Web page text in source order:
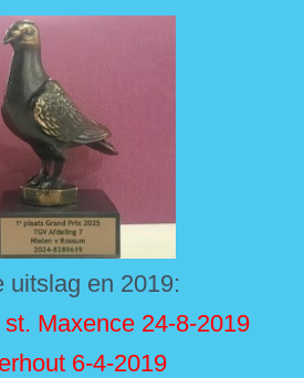
uitslag en 2019:
st. Maxence 24-8-2019
6-4-2019